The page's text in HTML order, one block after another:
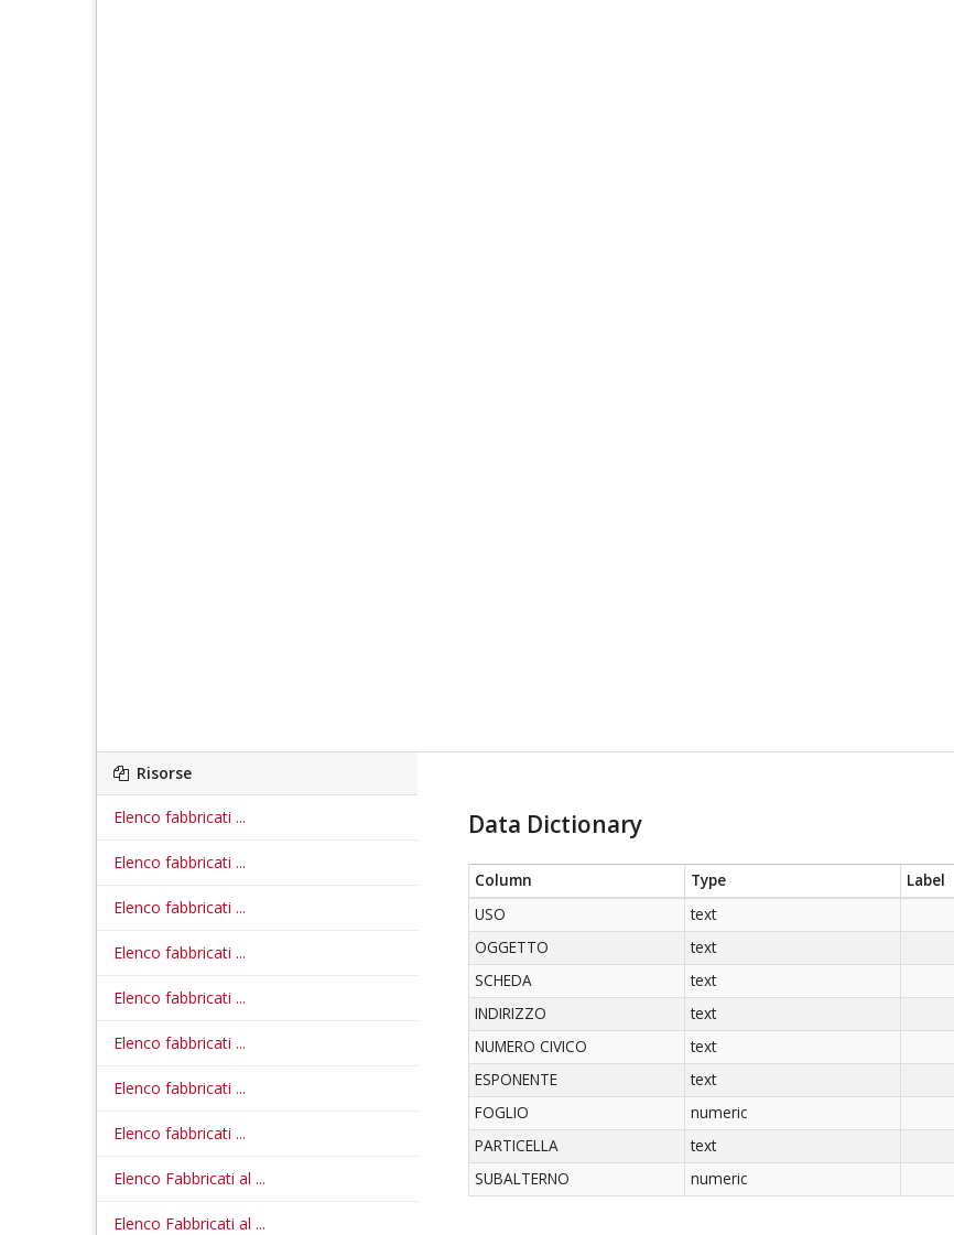
Risorse
Elenco fabbricati ...
Elenco fabbricati ...
Elenco fabbricati ...
Elenco fabbricati ...
Elenco fabbricati ...
Elenco fabbricati ...
Elenco fabbricati ...
Elenco fabbricati ...
Elenco Fabbricati al ...
Elenco Fabbricati al ...
Data Dictionary
Column Type Label
USO
text
OGGETTO
text
SCHEDA
text
INDIRIZZO
text
NUMERO CIVICO
text
ESPONENTE
text
FOGLIO
numeric
PARTICELLA
text
SUBALTERNO
numeric